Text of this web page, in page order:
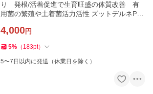
り 発根/活着促進で生育旺盛の体質改善 有
用菌の繁殖や土着菌活力活性 ズットデルネPro
4,000円
5% （ 183pt）
5〜7日以内に発送（休業日を除く）